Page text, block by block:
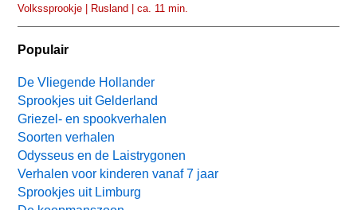
Volkssprookje | Rusland | ca. 11 min.
Populair
De Vliegende Hollander
Sprookjes uit Gelderland
Griezel- en spookverhalen
Soorten verhalen
Odysseus en de Laistrygonen
Verhalen voor kinderen vanaf 7 jaar
Sprookjes uit Limburg